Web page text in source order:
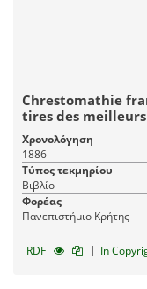
Chrestomathie
tires des meilleurs
χρηστομάθεια
συγγραφέων μετά
ιστορικών,
Χρονολόγηση
1886
Τύπος τεκμηρίου
Βιβλίο
Φορέας
Πανεπιστήμιο Κρήτης
RDF | In